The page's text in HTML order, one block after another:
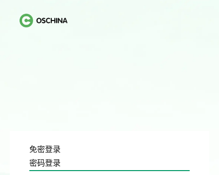
免密登录
密码登录